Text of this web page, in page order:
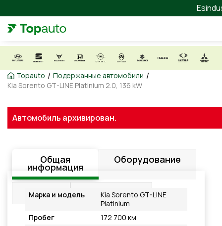
Topauto / Подержанные автомобили /
Kia Sorento GT-LINE Platinium 2.0, 136 kW
Автомобиль архивирован.
Общая
информация
Оборудование
Видео Подробнее
Марка и модель
Kia Sorento GT-LINE
Platinium
Пробег
172 700 км